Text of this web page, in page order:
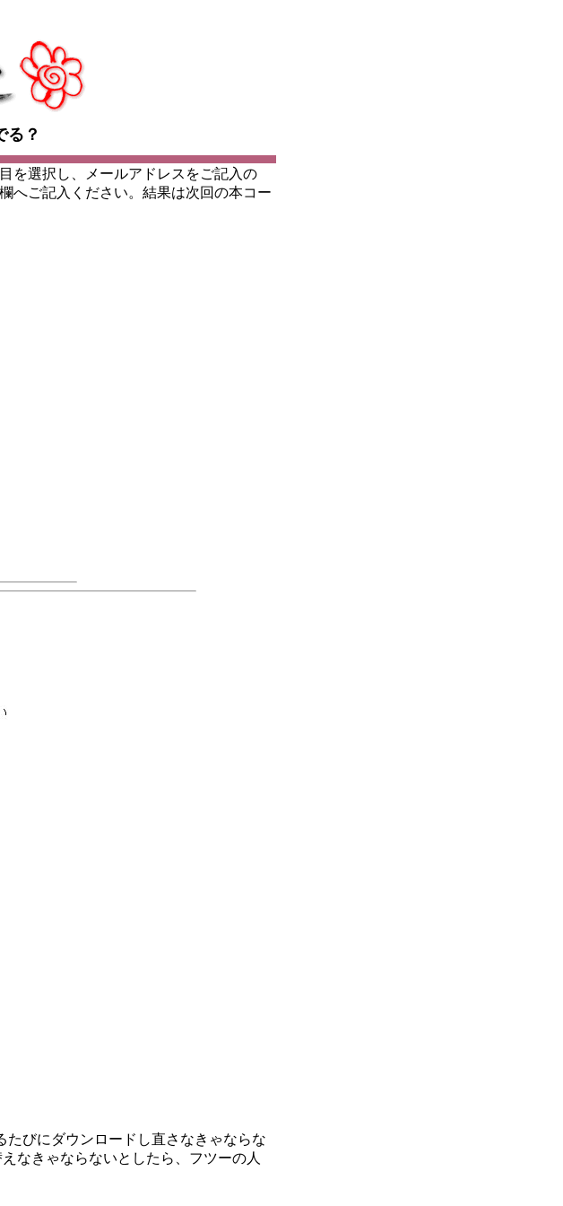
る？
を選択し、メールアドレスをご記入の
へご記入ください。結果は次回の本コー
びにダウンロードし直さなきゃならな
なきゃならないとしたら、フツーの人